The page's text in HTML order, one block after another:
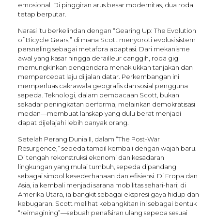
emosional. Di pinggiran arus besar modernitas, dua roda
tetap berputar.
Narasi itu berkelindan dengan “Gearing Up: The Evolution
of Bicycle Gears,” di mana Scott menyoroti evolusi sistem
persneling sebagai metafora adaptasi. Dari mekanisme
awal yang kasar hingga derailleur canggih, roda gigi
memungkinkan pengendara menaklukkan tanjakan dan
mempercepat laju di jalan datar. Perkembangan ini
memperluas cakrawala geografis dan sosial pengguna
sepeda. Teknologi, dalam pembacaan Scott, bukan
sekadar peningkatan performa, melainkan demokratisasi
medan—membuat lanskap yang dulu berat menjadi
dapat dijelajahi lebih banyak orang.
Setelah Perang Dunia II, dalam “The Post-War
Resurgence,” sepeda tampil kembali dengan wajah baru.
Di tengah rekonstruksi ekonomi dan kesadaran
lingkungan yang mulai tumbuh, sepeda dipandang
sebagai simbol kesederhanaan dan efisiensi. Di Eropa dan
Asia, ia kembali menjadi sarana mobilitas sehari-hari; di
Amerika Utara, ia bangkit sebagai ekspresi gaya hidup dan
kebugaran. Scott melihat kebangkitan ini sebagai bentuk
“reimagining”—sebuah penafsiran ulang sepeda sesuai